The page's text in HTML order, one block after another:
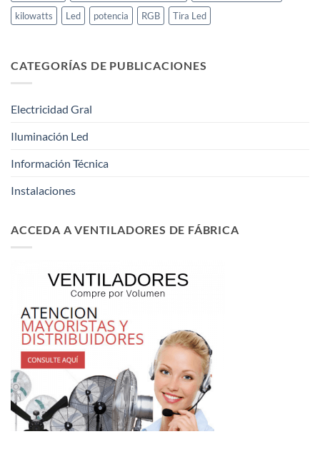
kilowatts
Led potencia RGB Tira Led
CATEGORÍAS DE PUBLICACIONES
Electricidad Gral
Iluminación Led
Información Técnica
Instalaciones
ACCEDA A VENTILADORES DE FÁBRICA